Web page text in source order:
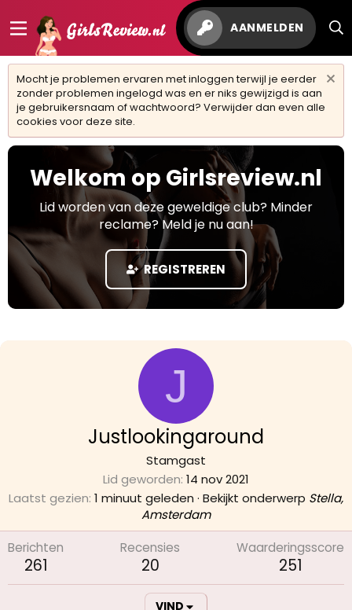
AANMELDEN
Mocht je problemen ervaren met inloggen terwijl je eerder
zonder problemen ingelogd was en er niks gewijzigd is aan
je gebruikersnaam of wachtwoord? Verwijder dan even alle
cookies voor deze site.
Welkom op Girlsreview.nl
Lid worden van deze geweldige club? Minder
reclame? Meld je nu aan!
REGISTREREN
J
Justlookingaround
Stamgast
Lid geworden 14 nov 2021
Laatst gezien 1 minuut geleden · Bekijkt onderwerp Stella,
Amsterdam
Berichten
261
Recensies
20
Waarderingsscore
251
VIND